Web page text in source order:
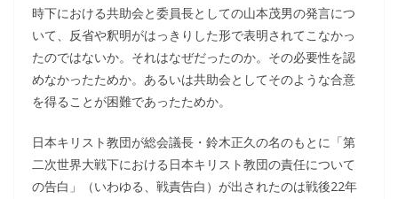
時下における共助会と委員長としての山本茂男の発言につ
いて、反省や釈明がはっきりした形で表明されてこなかっ
たのではないか。それはなぜだったのか。その必要性を認
めなかったためか。あるいは共助会としてそのような合意
を得ることが困難であったためか。
日本キリスト教団が総会議長・鈴木正久の名のもとに「第
二次世界大戦下における日本キリスト教団の責任について
の告白」（いわゆる、戦責告白）が出されたのは戦後22年